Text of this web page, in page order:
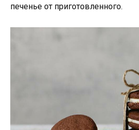
печенье от приготовленного.